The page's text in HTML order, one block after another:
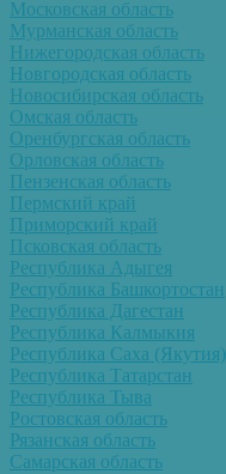
Московская область
Мурманская область
Нижегородская область
Новгородская область
Новосибирская область
Омская область
Оренбургская область
Орловская область
Пензенская область
Пермский край
Приморский край
Псковская область
Республика Адыгея
Республика Башкортостан
Республика Дагестан
Республика Калмыкия
Республика Саха (Якутия)
Республика Татарстан
Республика Тыва
Ростовская область
Рязанская область
Самарская область